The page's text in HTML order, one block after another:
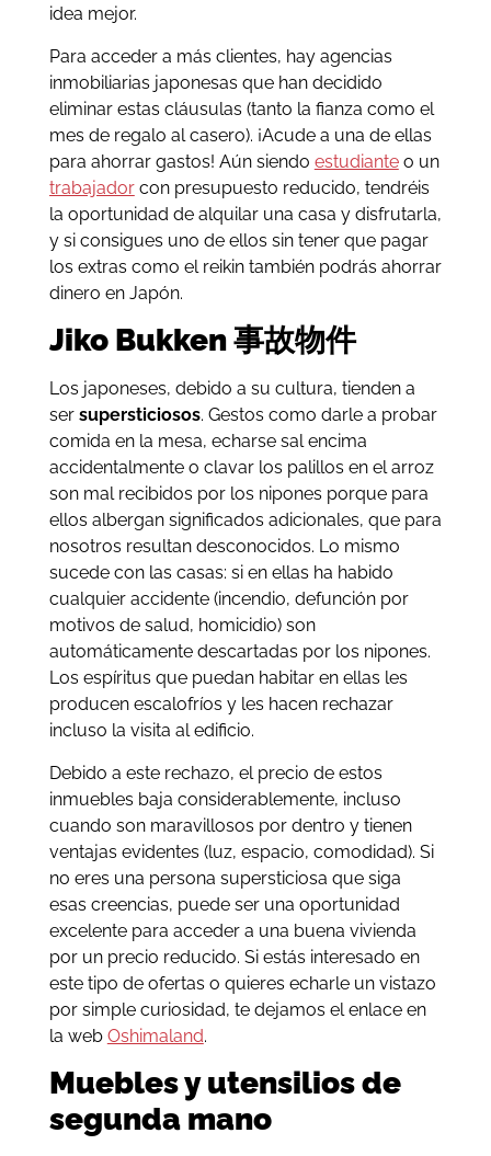
idea mejor.
Para acceder a más clientes, hay agencias
inmobiliarias japonesas que han decidido
eliminar estas cláusulas (tanto la fianza como el
mes de regalo al casero). ¡Acude a una de ellas
para ahorrar gastos! Aún siendo estudianteo un
trabajadorcon presupuesto reducido, tendréis
la oportunidad de alquilar una casa y disfrutarla,
y si consigues uno de ellos sin tener que pagar
los extras como el reikin también podrás ahorrar
dinero en Japón.
Jiko Bukken 事故物件
Los japoneses, debido a su cultura, tienden a
ser supersticiosos. Gestos como darle a probar
comida en la mesa, echarse sal encima
accidentalmente o clavar los palillos en el arroz
son mal recibidos por los nipones porque para
ellos albergan significados adicionales, que para
nosotros resultan desconocidos. Lo mismo
sucede con las casas: si en ellas ha habido
cualquier accidente (incendio, defunción por
motivos de salud, homicidio) son
automáticamente descartadas por los nipones.
Los espíritus que puedan habitar en ellas les
producen escalofríos y les hacen rechazar
incluso la visita al edificio.
Debido a este rechazo, el precio de estos
inmuebles baja considerablemente, incluso
cuando son maravillosos por dentro y tienen
ventajas evidentes (luz, espacio, comodidad). Si
no eres una persona supersticiosa que siga
esas creencias, puede ser una oportunidad
excelente para acceder a una buena vivienda
por un precio reducido. Si estás interesado en
este tipo de ofertas o quieres echarle un vistazo
por simple curiosidad, te dejamos el enlace en
la web Oshimaland.
Muebles y utensilios de
segunda mano